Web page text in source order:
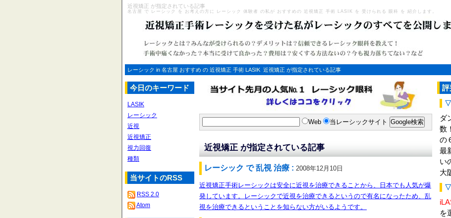
近視矯正 が指定されている記事
名古屋 で レーシック を お考えの方に レーシック 体験者 の私が おすすめの 近視矯正 手術 LASIK を 受けられる 眼科 を 紹介します。
レーシック in 名古屋 おすすめ の 近視矯正 手術 LASIK 近視矯正 が指定されている記事
近視矯正 が指定されている記事
レーシック で 乱視 治療 : 2008年12月10日
近視矯正手術レーシックは安全に近視を治療できることから、日本でも人気が爆
発しています。レーシックで近視を治療できるというので有名になったため、乱
視を治療できるということを知らない方がいるようです。
今日のキーワード
LASIK
レーシック
近視
近視矯正
視力回復
種類
当サイトのRSS
RSS 2.0
Atom
Web 当レーシックサイト
評
▽
ダ
数
の
最
い
大
▽
を